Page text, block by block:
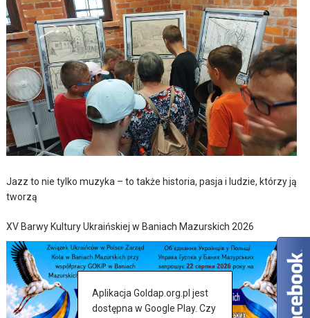
Jazz to nie tylko muzyka – to także historia, pasja i ludzie, którzy ją
tworzą
XV Barwy Kultury Ukraińskiej w Baniach Mazurskich 2026
Aplikacja Goldap.org.pl jest
dostępna w Google Play. Czy